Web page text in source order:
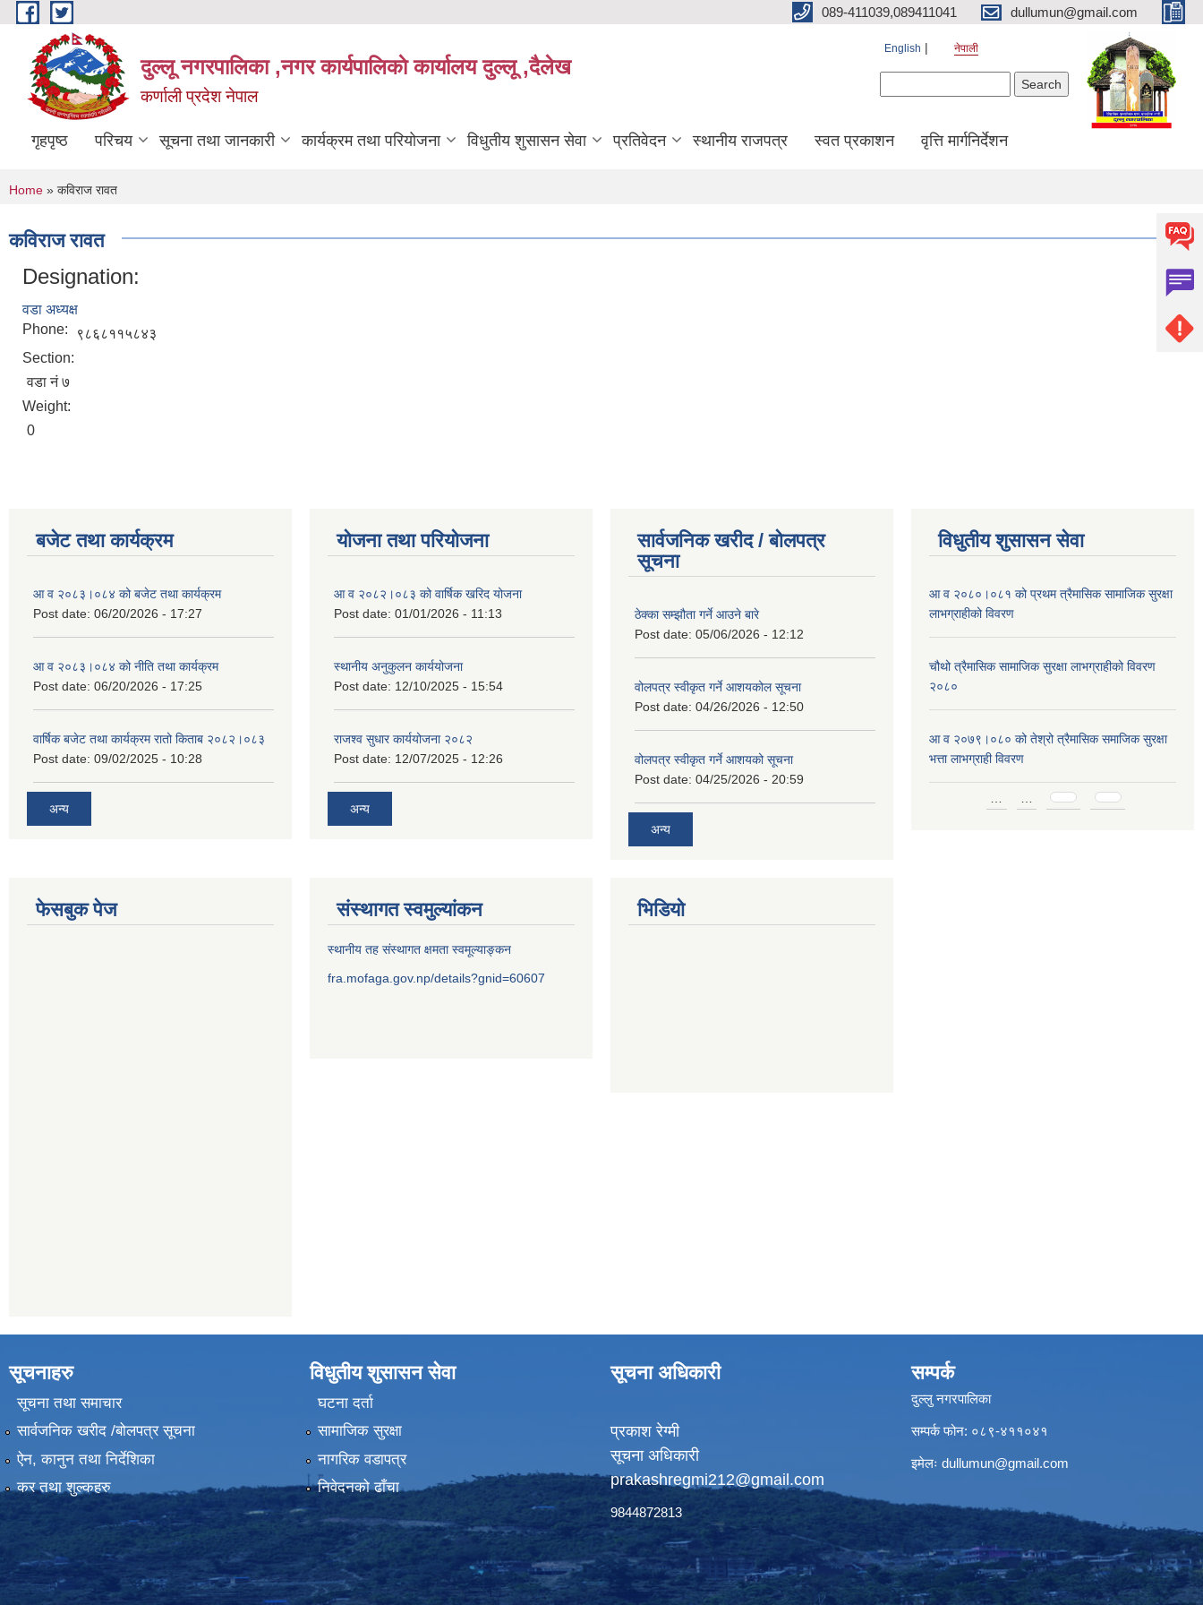
Skip to main content 089-411039,089411041 dullumun@gmail.com
दुल्लू नगरपालिका ,नगर कार्यपालिकाे कार्यालय दुल्लू ,दैलेख
कर्णाली प्रदेश नेपाल
English नेपाली
गृहपृष्ठ परिचय सूचना तथा जानकारी कार्यक्रम तथा परियोजना विधुतीय शुसासन सेवा प्रतिवेदन स्थानीय राजपत्र स्वत प्रकाशन वृत्ति मार्गनिर्देशन
You are here
Home » कविराज रावत
कविराज रावत
Designation:
वडा अध्यक्ष
Phone:
९८६८११५८४३
Section:
वडा नं ७
Weight:
0
बजेट तथा कार्यक्रम
आ व २०८३।०८४ को बजेट तथा कार्यक्रम
Post date: 06/20/2026 - 17:27
आ व २०८३।०८४ को नीति तथा कार्यक्रम
Post date: 06/20/2026 - 17:25
वार्षिक बजेट तथा कार्यक्रम रातो किताब २०८२।०८३
Post date: 09/02/2025 - 10:28
अन्य
योजना तथा परियोजना
आ व २०८२।०८३ को वार्षिक खरिद योजना
Post date: 01/01/2026 - 11:13
स्थानीय अनुकुलन कार्ययोजना
Post date: 12/10/2025 - 15:54
राजश्व सुधार कार्ययोजना २०८२
Post date: 12/07/2025 - 12:26
अन्य
सार्वजनिक खरीद / बोलपत्र
सूचना
ठेक्का सम्झौता गर्ने आउने बारे
Post date: 05/06/2026 - 12:12
वोलपत्र स्वीकृत गर्ने आशयकोल सूचना
Post date: 04/26/2026 - 12:50
वोलपत्र स्वीकृत गर्ने आशयको सूचना
Post date: 04/25/2026 - 20:59
अन्य
विधुतीय शुसासन सेवा
आ व २०८०।०८१ को प्रथम त्रैमासिक सामाजिक सुरक्षा
लाभग्राहीको विवरण
चौथो त्रैमासिक सामाजिक सुरक्षा लाभग्राहीको विवरण
२०८०
आ व २०७९।०८० को तेश्रो त्रैमासिक समाजिक सुरक्षा
भत्ता लाभग्राही विवरण
Pages
फेसबुक पेज संस्थागत स्वमुल्यांकन
स्थानीय तह संस्थागत क्षमता स्वमूल्याङ्कन
fra.mofaga.gov.np/details?gnid=60607
भिडियो
सूचनाहरु
सूचना तथा समाचार
सार्वजनिक खरीद /बोलपत्र सूचना
ऐन, कानुन तथा निर्देशिका
कर तथा शुल्कहरु
विधुतीय शुसासन सेवा
घटना दर्ता
सामाजिक सुरक्षा
नागरिक वडापत्र
निवेदनको ढाँचा
सूचना अधिकारी
प्रकाश रेग्मी
सूचना अधिकारी
prakashregmi212@gmail.com
9844872813
सम्पर्क
दुल्लु नगरपालिका
सम्पर्क फोन: ०८९-४११०४१
इमेलः dullumun@gmail.com